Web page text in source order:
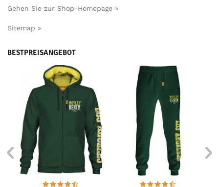
Gehen Sie zur Shop-Homepage »
Sitemap »
BESTPREISANGEBOT